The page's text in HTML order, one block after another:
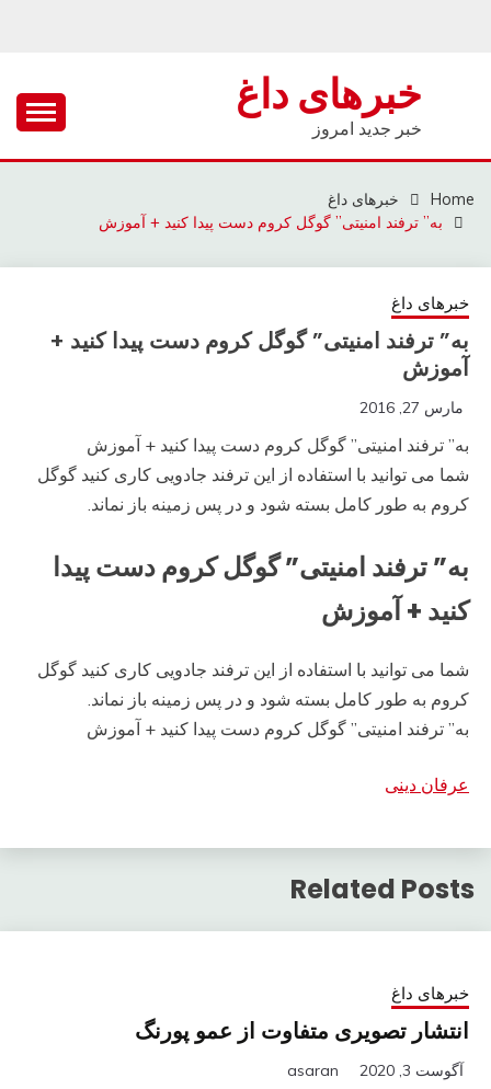
خبرهای داغ
خبر جدید امروز
Home
خبرهای داغ
به” ترفند امنیتی” گوگل کروم دست پیدا کنید + آموزش
خبرهای داغ
به” ترفند امنیتی” گوگل کروم دست پیدا کنید +
آموزش
مارس 27, 2016
به” ترفند امنیتی” گوگل کروم دست پیدا کنید + آموزش
شما می توانید با استفاده از این ترفند جادویی کاری کنید گوگل
کروم به طور کامل بسته شود و در پس زمینه باز نماند.
به” ترفند امنیتی” گوگل کروم دست پیدا
کنید + آموزش
شما می توانید با استفاده از این ترفند جادویی کاری کنید گوگل
کروم به طور کامل بسته شود و در پس زمینه باز نماند.
به” ترفند امنیتی” گوگل کروم دست پیدا کنید + آموزش
عرفان دینی
Related Posts
خبرهای داغ
انتشار تصویری متفاوت از عمو پورنگ
آگوست 3, 2020 asaran